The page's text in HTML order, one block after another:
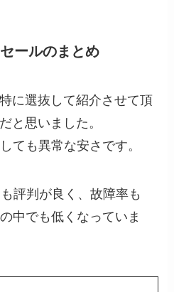
ールのまとめ
に選抜して紹介させて頂
と思いました。
ても異常な安さです。
評判が良く、故障率も
中でも低くなっていま